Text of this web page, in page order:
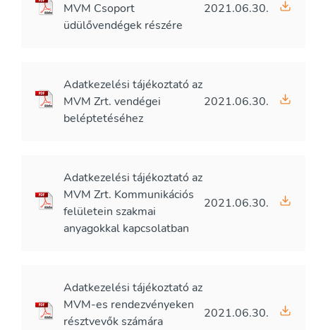
MVM Csoport
üdülővendégek részére
2021.06.30.
Adatkezelési tájékoztató az
MVM Zrt. vendégei
beléptetéséhez
2021.06.30.
Adatkezelési tájékoztató az
MVM Zrt. Kommunikációs
felületein szakmai
anyagokkal kapcsolatban
2021.06.30.
Adatkezelési tájékoztató az
MVM-es rendezvényeken
résztvevők számára
2021.06.30.